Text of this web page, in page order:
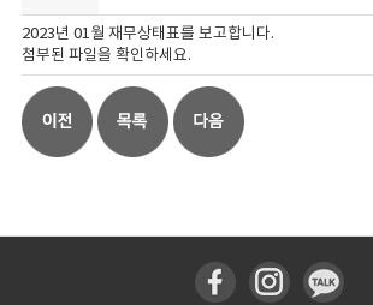
2023년 01월 재무상태표를 보고합니다.
첨부된 파일을 확인하세요.